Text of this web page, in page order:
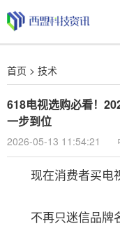
首页 > 技术
618电视选购必看！
一步到位
2026-05-13 11:54:21
现在消费者买电视
不再只迷信品牌